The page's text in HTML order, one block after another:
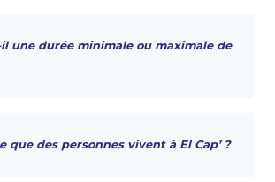
il une durée minimale ou maximale de
que des personnes vivent à El Cap’ ?